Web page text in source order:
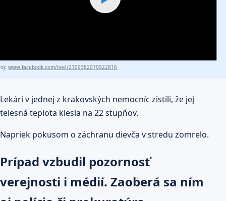
www.facebook.com/reel/2109382079922816
Lekári v jednej z krakovských nemocníc zistili, že jej
telesná teplota klesla na 22 stupňov.
Napriek pokusom o záchranu dievča v stredu zomrelo.
Prípad vzbudil pozornosť
verejnosti i médií. Zaoberá sa ním